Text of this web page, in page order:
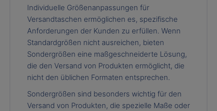
Individuelle Größenanpassungen für
Versandtaschen ermöglichen es, spezifische
Anforderungen der Kunden zu erfüllen. Wenn
Standardgrößen nicht ausreichen, bieten
Sondergrößen eine maßgeschneiderte Lösung,
die den Versand von Produkten ermöglicht, die
nicht den üblichen Formaten entsprechen.
Sondergrößen sind besonders wichtig für den
Versand von Produkten, die spezielle Maße oder